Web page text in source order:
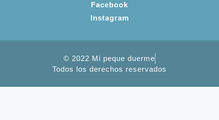
Facebook
Instagram
© 2022 Mi peque duerme
Todos los derechos reservados